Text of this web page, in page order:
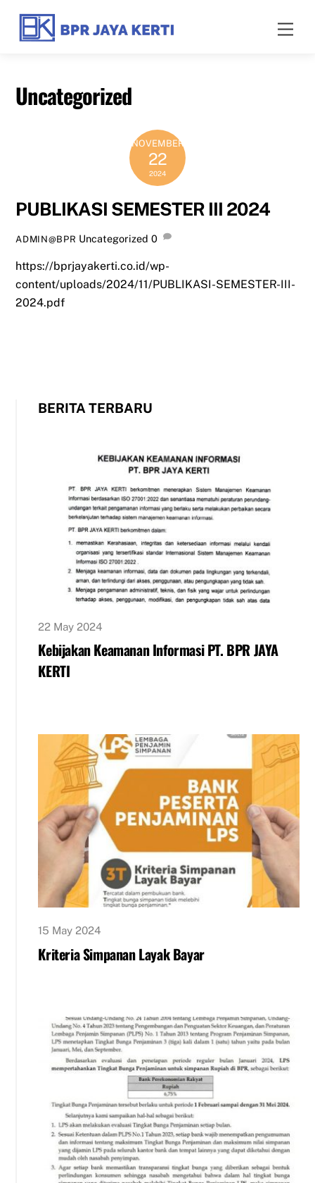
content
Uncategorized
NOVEMBER
22
2024
PUBLIKASI SEMESTER III 2024
ADMIN@BPR Uncategorized 0
https://bprjayakerti.co.id/wp-
content/uploads/2024/11/PUBLIKASI-SEMESTER-III-
2024.pdf
BERITA TERBARU
22 May 2024
Kebijakan Keamanan Informasi PT. BPR JAYA
KERTI
15 May 2024
Kriteria Simpanan Layak Bayar